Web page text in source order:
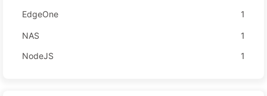
EdgeOne 1
NAS
1
NodeJS
1